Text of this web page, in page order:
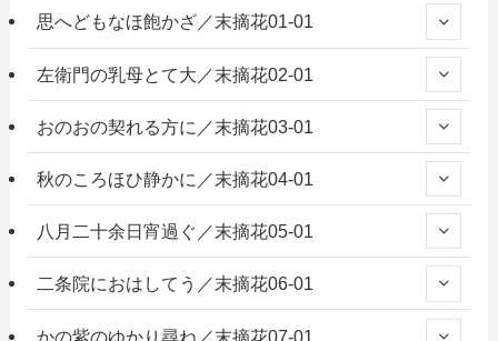
思へどもなほ飽かざ／末摘花01-01
左衛門の乳母とて大／末摘花02-01
おのおの契れる方に／末摘花03-01
秋のころほひ静かに／末摘花04-01
八月二十余日宵過ぐ／末摘花05-01
二条院におはしてう／末摘花06-01
かの紫のゆかり尋ね／末摘花07-01